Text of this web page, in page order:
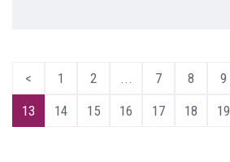
< 1 2 7 8 9
13
14 15 16 17 18 19